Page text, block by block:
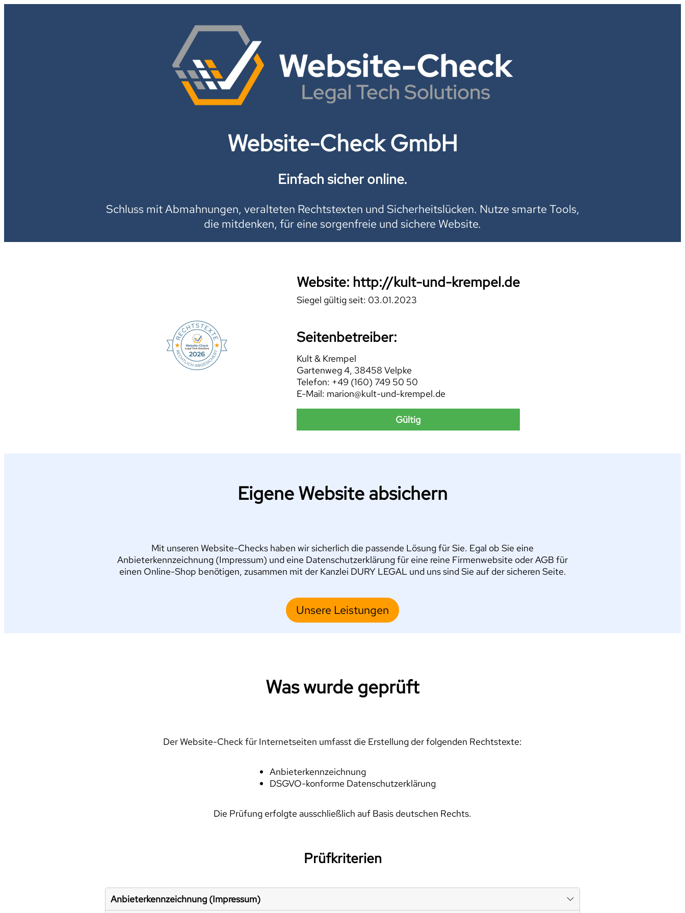
Website-Check GmbH
Einfach sicher online.
Schluss mit Abmahnungen, veralteten Rechtstexten und Sicherheitslücken. Nutze smarte Tools,
die mitdenken, für eine sorgenfreie und sichere Website.
Website: http://kult-und-krempel.de
Siegel gültig seit: 03.01.2023
Seitenbetreiber:
Kult & Krempel
Gartenweg 4, 38458 Velpke
Telefon: +49 (160) 749 50 50
E-Mail: marion@kult-und-krempel.de
Gültig
Eigene Website absichern
Mit unseren Website-Checks haben wir sicherlich die passende Lösung für Sie. Egal ob Sie eine
Anbieterkennzeichnung (Impressum) und eine Datenschutzerklärung für eine reine Firmenwebsite oder AGB für
einen Online-Shop benötigen, zusammen mit der Kanzlei DURY LEGAL und uns sind Sie auf der sicheren Seite.
Unsere Leistungen
Was wurde geprüft
Der Website-Check für Internetseiten umfasst die Erstellung der folgenden Rechtstexte:
Anbieterkennzeichnung
DSGVO-konforme Datenschutzerklärung
Die Prüfung erfolgte ausschließlich auf Basis deutschen Rechts.
Prüfkriterien
Anbieterkennzeichnung (Impressum)